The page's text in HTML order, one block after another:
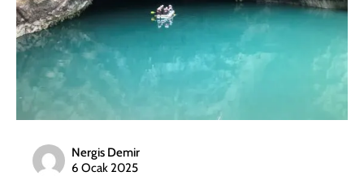
Nergis Demir
6 Ocak 2025